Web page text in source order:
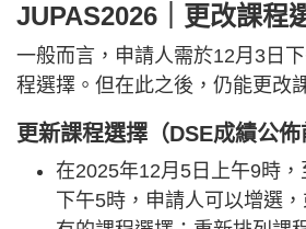
JUPAS2026｜更改課程
一般而言，申請人需於12月3日
程選擇。但在此之後，仍能更改
更新課程選擇（DSE成績公佈
在2025年12月5日上午9時，
下午5時，申請人可以增選